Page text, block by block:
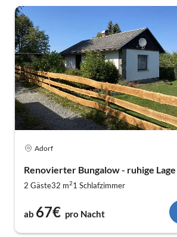
Adorf
Renovierter Bungalow - ruhige Lage
2 Gäste32 m21 Schlafzimmer
ab 67€ pro Nacht